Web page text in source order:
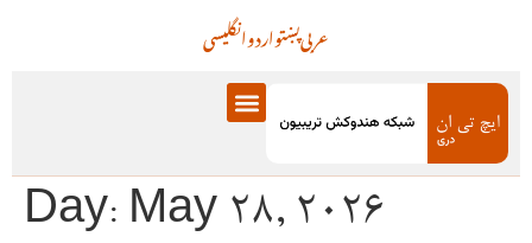
انگلیسیاردوپښتوعربی
Day: May 28, 2026